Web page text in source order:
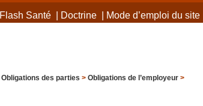
Flash Santé| Doctrine| Mode d’emploi du site
Obligations des parties > Obligations de l’employeur>